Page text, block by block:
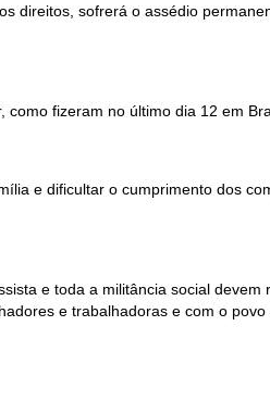
direitos, sofrerá o assédio
fizeram no último dia 12 em
e dificultar o cumprimento dos
e toda a militância social devem
e trabalhadoras e com o